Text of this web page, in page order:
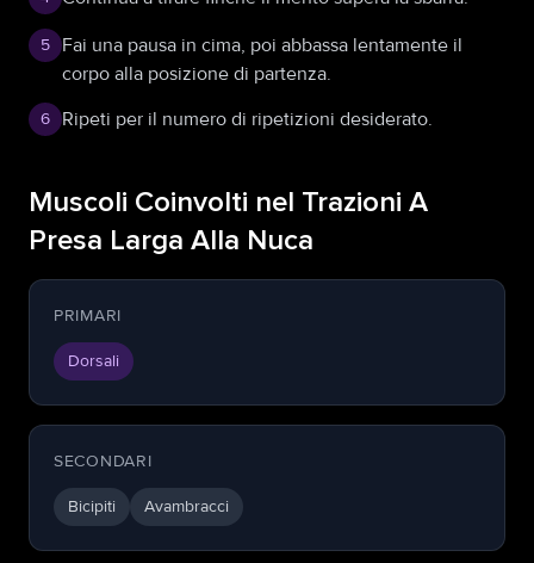
5
Fai una pausa in cima, poi abbassa lentamente il
corpo alla posizione di partenza.
6 Ripeti per il numero di ripetizioni desiderato.
Muscoli Coinvolti nel Trazioni A
Presa Larga Alla Nuca
PRIMARI
Dorsali
SECONDARI
Bicipiti Avambracci